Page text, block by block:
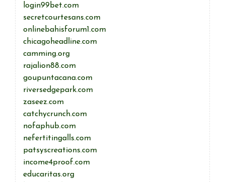
login99bet.com
secretcourtesans.com
onlinebahisforum1.com
chicagoheadline.com
camming.org
rajalion88.com
goupuntacana.com
riversedgepark.com
zaseez.com
catchycrunch.com
nofaphub.com
nefertitingalls.com
patsyscreations.com
income4proof.com
educaritas.org